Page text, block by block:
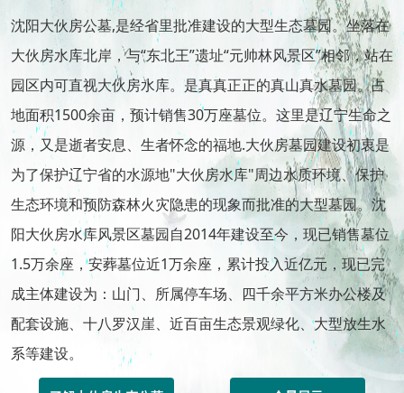
沈阳大伙房公墓,是经省里批准建设的大型生态墓园。坐落在
大伙房水库北岸，与“东北王”遗址“元帅林风景区”相邻，站在
园区内可直视大伙房水库。是真真正正的真山真水墓园。占
地面积1500余亩，预计销售30万座墓位。这里是辽宁生命之
源，又是逝者安息、生者怀念的福地.大伙房墓园建设初衷是
为了保护辽宁省的水源地"大伙房水库"周边水质环境、保护
生态环境和预防森林火灾隐患的现象而批准的大型墓园。沈
阳大伙房水库风景区墓园自2014年建设至今，现已销售墓位
1.5万余座，安葬墓位近1万余座，累计投入近亿元，现已完
成主体建设为：山门、所属停车场、四千余平方米办公楼及
配套设施、十八罗汉崖、近百亩生态景观绿化、大型放生水
系等建设。